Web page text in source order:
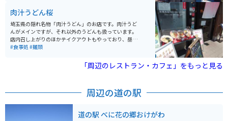
部・夜の部となっており、昼営業は14:30で終了となる
点に注意が必要です。「Youtube埼玉うどん子TV 観光
スタンプラリー」の中の1店に名を連ねています（※ス
タンプラリーは2024年3月7日まで）。
肉汁うどん桜
埼玉県の隠れ名物「肉汁うどん」のお店です。肉汁うど
んがメインですが、それ以外のうどんも扱っています。
店内召し上がりのほかテイクアウトもやっており、昼時
は店内・テイクアウト共に人気があります。第2産業道路
#食事処 #麺類
「周辺のレストラン・カフェ」をもっと見る
周辺の道の駅
道の駅 べに花の郷おけがわ